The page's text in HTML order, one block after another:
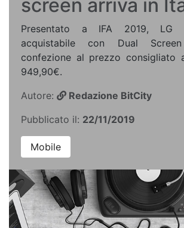
screen arriva in
Presentato a IFA 2019, LG
acquistabile con Dual
confezione al prezzo consigliato
949,90€.
Autore:
Redazione BitCity
Pubblicato il: 22/11/2019
Mobile